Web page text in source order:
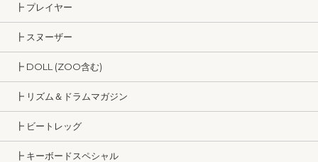
┣ プレイヤー
┣ スヌーザー
┣ DOLL (ZOO含む)
┣ リズム＆ドラムマガジン
┣ ビートレッグ
┣ キーボードスペシャル